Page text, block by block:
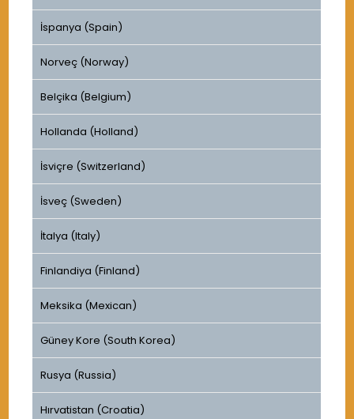
İspanya (Spain)
Norveç (Norway)
Belçika (Belgium)
Hollanda (Holland)
İsviçre (Switzerland)
İsveç (Sweden)
İtalya (Italy)
Finlandiya (Finland)
Meksika (Mexican)
Güney Kore (South Korea)
Rusya (Russia)
Hırvatistan (Croatia)